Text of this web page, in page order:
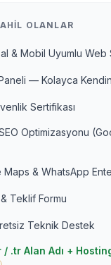
OLANLAR
& Mobil Uyumlu Web
— Kolayca
Sertifikası
Optimizasyonu
Maps & WhatsApp
Teklif Formu
Teknik Destek
/ .tr Alan Adı +